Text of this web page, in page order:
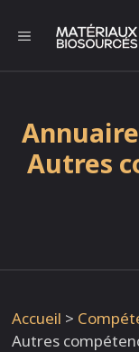
contenu
MENU
Autres
Accueil >
Autres